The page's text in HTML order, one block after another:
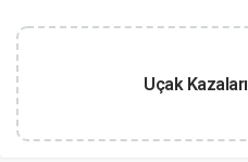
Uçak Kazaları